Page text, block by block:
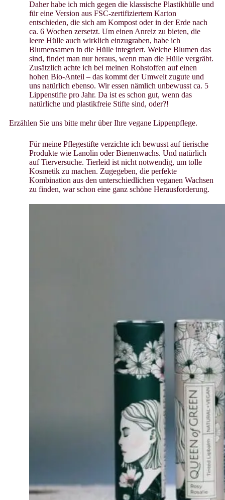
Daher habe ich mich gegen die klassische Plastikhülle und
für eine Version aus FSC-zertifiziertem Karton
entschieden, die sich am Kompost oder in der Erde nach
ca. 6 Wochen zersetzt. Um einen Anreiz zu bieten, die
leere Hülle auch wirklich einzugraben, habe ich
Blumensamen in die Hülle integriert. Welche Blumen das
sind, findet man nur heraus, wenn man die Hülle vergräbt.
Zusätzlich achte ich bei meinen Rohstoffen auf einen
hohen Bio-Anteil – das kommt der Umwelt zugute und
uns natürlich ebenso. Wir essen nämlich unbewusst ca. 5
Lippenstifte pro Jahr. Da ist es schon gut, wenn das
natürliche und plastikfreie Stifte sind, oder?!
Erzählen Sie uns bitte mehr über Ihre vegane Lippenpflege.
Für meine Pflegestifte verzichte ich bewusst auf tierische
Produkte wie Lanolin oder Bienenwachs. Und natürlich
auf Tierversuche. Tierleid ist nicht notwendig, um tolle
Kosmetik zu machen. Zugegeben, die perfekte
Kombination aus den unterschiedlichen veganen Wachsen
zu finden, war schon eine ganz schöne Herausforderung.